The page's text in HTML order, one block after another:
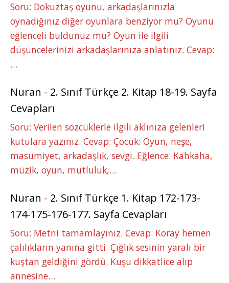
Soru: Dokuztaş oyunu, arkadaşlarınızla
oynadığınız diğer oyunlara benziyor mu? Oyunu
eğlenceli buldunuz mu? Oyun ile ilgili
düşüncelerinizi arkadaşlarınıza anlatınız. Cevap:
…
Nuran - 2. Sınıf Türkçe 2. Kitap 18-19. Sayfa
Cevapları
Soru: Verilen sözcüklerle ilgili aklınıza gelenleri
kutulara yazınız. Cevap: Çocuk: Oyun, neşe,
masumiyet, arkadaşlık, sevgi. Eğlence: Kahkaha,
müzik, oyun, mutluluk,…
Nuran - 2. Sınıf Türkçe 1. Kitap 172-173-
174-175-176-177. Sayfa Cevapları
Soru: Metni tamamlayınız. Cevap: Koray hemen
çalılıkların yanına gitti. Çığlık sesinin yaralı bir
kuştan geldiğini gördü. Kuşu dikkatlice alıp
annesine…